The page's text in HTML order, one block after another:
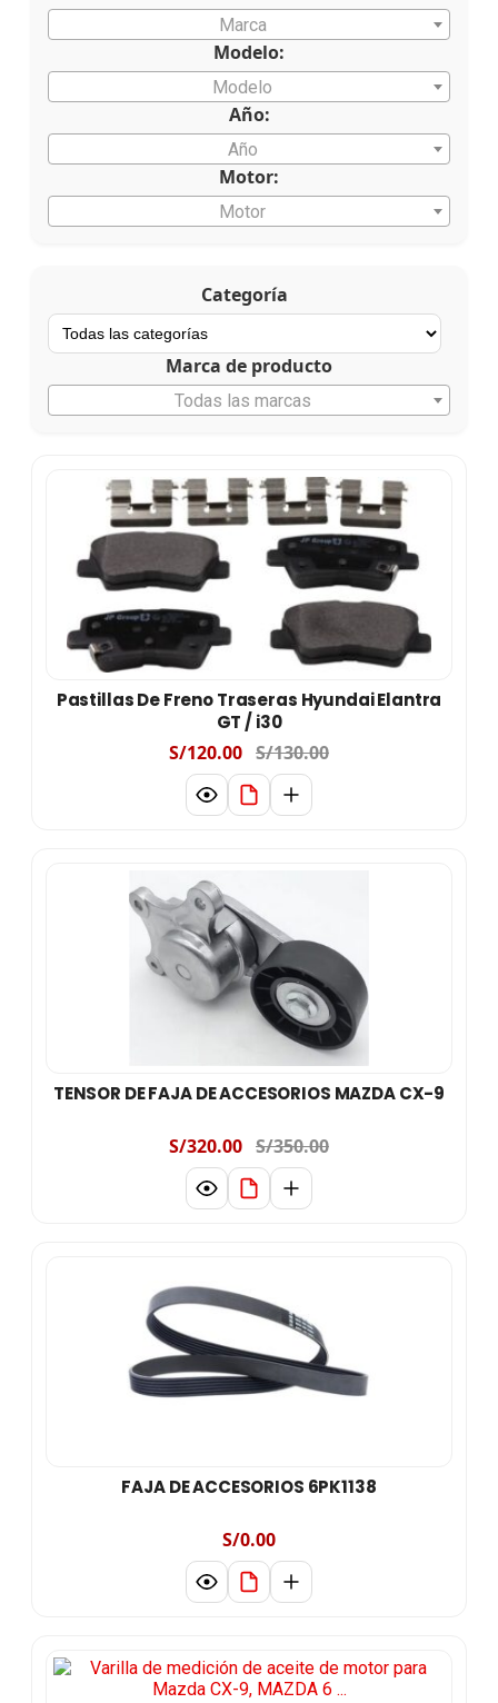
Marca
Modelo:
Modelo
Año:
Año
Motor:
Motor
Categoría
Marca de producto
Todas las marcas
Pastillas De Freno Traseras Hyundai Elantra
GT / i30
S/120.00 S/130.00
TENSOR DE FAJA DE ACCESORIOS MAZDA CX-9
S/320.00 S/350.00
FAJA DE ACCESORIOS 6PK1138
S/0.00